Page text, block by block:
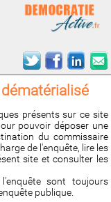
présents sur ce site
pouvoir déposer une
du commissaire
de l'enquête, lire les
site et consulter les
sont toujours
publique.